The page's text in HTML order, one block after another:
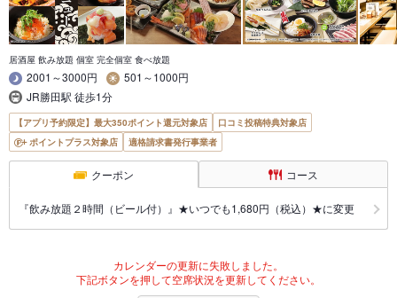
居酒屋 飲み放題 個室 完全個室 食べ放題
2001～3000円
501～1000円
JR勝田駅 徒歩1分
【アプリ予約限定】最大350ポイント還元対象店
口コミ投稿特典対象店
ポイントプラス対象店
適格請求書発行事業者
クーポン コース
『飲み放題２時間（ビール付）』★いつでも1,680円（税込）★に変更
カレンダーの更新に失敗しました。
下記ボタンを押して空席状況を更新してください。